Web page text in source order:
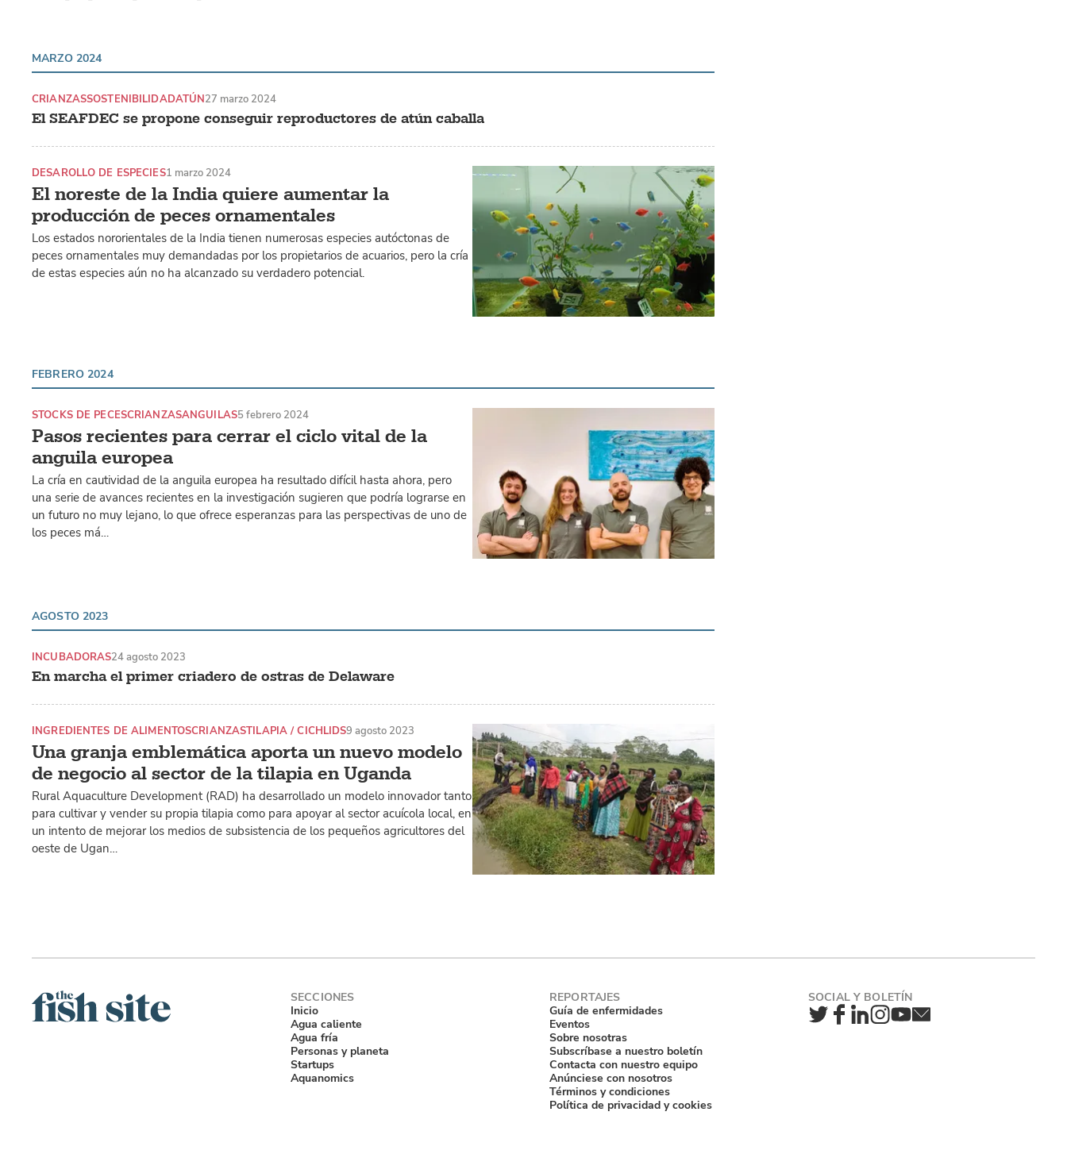
MARZO 2024
El SEAFDEC se propone conseguir reproductores de atún caballa
CRIANZASSOSTENIBILIDADATÚN27 marzo 2024
El noreste de la India quiere aumentar la
producción de peces ornamentales
DESAROLLO DE ESPECIES1 marzo 2024
Los estados nororientales de la India tienen numerosas especies autóctonas de
peces ornamentales muy demandadas por los propietarios de acuarios, pero la cría
de estas especies aún no ha alcanzado su verdadero potencial.
FEBRERO 2024
Pasos recientes para cerrar el ciclo vital de la
anguila europea
STOCKS DE PECESCRIANZASANGUILAS5 febrero 2024
La cría en cautividad de la anguila europea ha resultado difícil hasta ahora, pero
una serie de avances recientes en la investigación sugieren que podría lograrse en
un futuro no muy lejano, lo que ofrece esperanzas para las perspectivas de uno de
los peces má…
AGOSTO 2023
En marcha el primer criadero de ostras de Delaware
INCUBADORAS24 agosto 2023
Una granja emblemática aporta un nuevo modelo
de negocio al sector de la tilapia en Uganda
INGREDIENTES DE ALIMENTOSCRIANZASTILAPIA / CICHLIDS9 agosto 2023
Rural Aquaculture Development (RAD) ha desarrollado un modelo innovador tanto
para cultivar y vender su propia tilapia como para apoyar al sector acuícola local, en
un intento de mejorar los medios de subsistencia de los pequeños agricultores del
oeste de Ugan…
Inicio
Agua caliente
Agua fría
Personas y planeta
Startups
Aquanomics
Guía de enfermidades
Eventos
Sobre nosotras
Subscríbase a nuestro boletín
Contacta con nuestro equipo
Anúnciese con nosotros
Términos y condiciones
Política de privacidad y cookies
Twitter
Facebook
LinkedIn
Instagram
YouTube
Newsletter